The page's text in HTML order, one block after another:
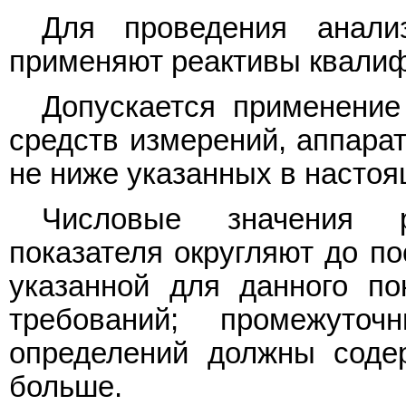
Для проведения
применяют реактивы
Допускается
средств измерений,
не ниже указанных в
Числовые значения
показателя округляют до
указанной для данного
требований;
определений должны
больше.